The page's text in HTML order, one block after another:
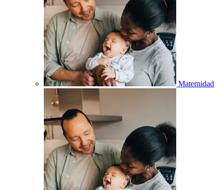
Maternidad